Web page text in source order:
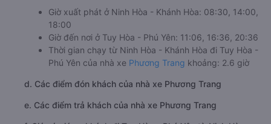
Giờ xuất phát ở Ninh Hòa - Khánh Hòa: 08:30, 14:00,
18:00
Giờ đến nơi ở Tuy Hòa - Phú Yên: 11:06, 16:36, 20:36
Thời gian chạy từ Ninh Hòa - Khánh Hòa đi Tuy Hòa -
Phú Yên của nhà xe Phương Trang khoảng: 2.6 giờ
d. Các điểm đón khách của nhà xe Phương Trang
e. Các điểm trả khách của nhà xe Phương Trang